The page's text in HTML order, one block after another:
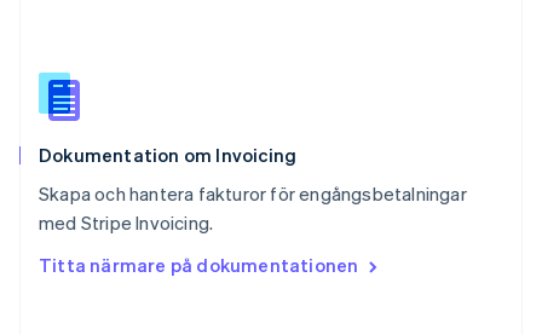
Dokumentation om Invoicing
Skapa och hantera fakturor för engångsbetalningar
med Stripe Invoicing.
Titta närmare på dokumentationen
Español
Storbritannien
Sverige
Thailand
ไทยEnglish
English